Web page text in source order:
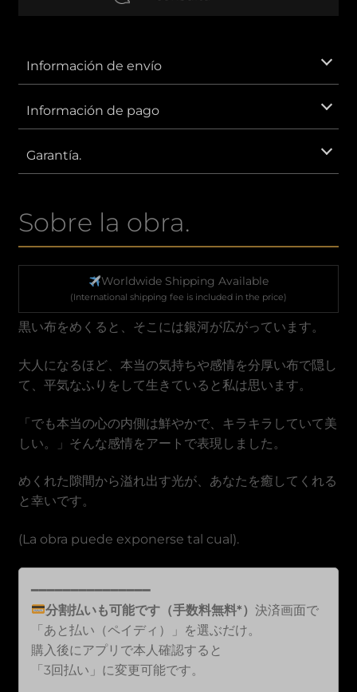
IDR
KRW
VND
Dong vietnamita
Información de envío
Información de pago
Garantía.
Sobre la obra.
Worldwide Shipping Available
(International shipping fee is included in the price)
黒い布をめくると、そこには銀河が広がっています。
大人になるほど、本当の気持ちや感情を分厚い布で隠し
て、平気なふりをして生きていると私は思います。
「でも本当の心の内側は鮮やかで、キラキラしていて美
しい。」そんな感情をアートで表現しました。
めくれた隙間から溢れ出す光が、あなたを癒してくれる
と幸いです。
(La obra puede exponerse tal cual).
━━━━━━━━━━━━━━━
分割払いも可能です（手数料無料*） 決済画面で
「あと払い（ペイディ）」を選ぶだけ。
購入後にアプリで本人確認すると
「3回払い」に変更可能です。